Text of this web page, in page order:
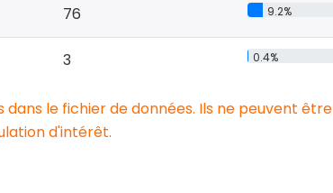
76 9.2%
3 0.4%
le fichier de données. Ils ne peuvent être
d'intérêt.